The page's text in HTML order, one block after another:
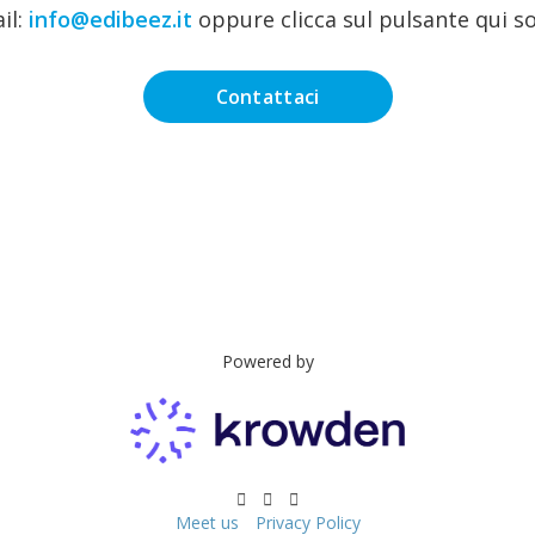
info@edibeez.it oppure clicca sul pulsante qui
Contattaci
Powered by
Meet us Privacy Policy